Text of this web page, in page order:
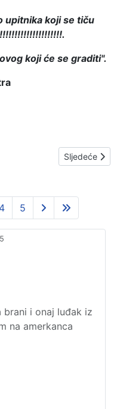
upitnika koji se tiču
koji će se graditi".
I JARIĆE KRSTI.Sljedeći
Sljedeće
4 5
brani i onaj luđak iz
na amerkanca